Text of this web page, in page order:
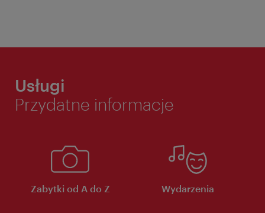
Usługi
Przydatne informacje
Zabytki od A do Z Wydarzenia